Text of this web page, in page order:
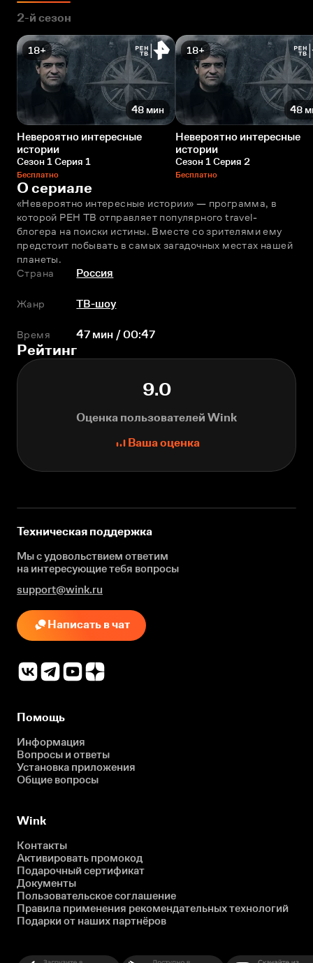
2-й сезон
18+
48 мин
Невероятно интересные
истории
Сезон 1 Серия 1
Бесплатно
18+
48
Невероятно интересные
истории
Сезон 1 Серия 2
Бесплатно
О сериале
«Невероятно интересные истории» — программа, в
которой РЕН ТВ отправляет популярного travel-
блогера на поиски истины. Вместе со зрителями ему
предстоит побывать в самых загадочных местах нашей
планеты.
Страна
Россия
Жанр ТВ-шоу
Время 47 мин / 00:47
Рейтинг
9.0
Оценка пользователей Wink
Ваша оценка
Техническая поддержка
Мы с удовольствием ответим
на интересующиетебя вопросы
support@wink.ru
Написать в чат
Помощь
Информация
Вопросы и ответы
Установка приложения
Общие вопросы
Wink
Контакты
Активировать промокод
Подарочный сертификат
Документы
Пользовательское соглашение
Правила применения рекомендательных технологий
Подарки от наших партнёров